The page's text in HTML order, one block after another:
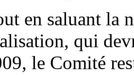
en saluant la
qui
le Comité